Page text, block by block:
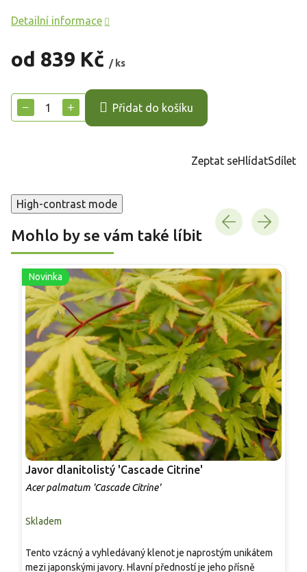
od 839 Kč / ks
cena:
+
− Přidat do košíku
Detailní informace
Zeptat seHlídatSdílet
High-contrast mode
Mohlo by se vám také líbit
Novinka
Javor dlanitolistý 'Cascade Citrine'
Acer palmatum 'Cascade Citrine'
Skladem
Tento vzácný a vyhledávaný klenot je naprostým unikátem
mezi japonskými javory. Hlavní předností je jeho přísně